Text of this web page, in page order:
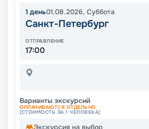
1 день01.08.2026, Суббота
Санкт-Петербург
ОТПРАВЛЕНИЕ
17:00
Варианты экскурсий
ОПЛАЧИВАЮТСЯ ОТДЕЛЬНО
(СТОИМОСТЬ ЗА 1 ЧЕЛОВЕКА)
Экскурсия на выбор